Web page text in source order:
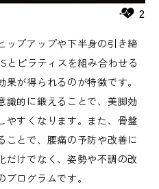
2
ップアップや下半身の引き締
とピラティスを組み合わせる
が得られるのが特徴です。
識的に鍛えることで、美脚効
やすくなります。また、骨盤
ことで、腰痛の予防や改善に
だけでなく、姿勢や不調の改
ログラムです。